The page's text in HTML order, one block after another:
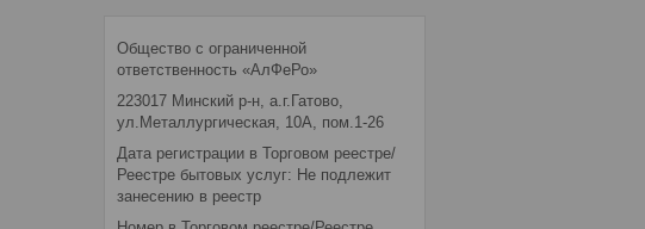
Общество с ограниченной
ответственность «АлФеРо»
223017 Минский р-н, а.г.Гатово,
ул.Металлургическая, 10А, пом.1-26
Дата регистрации в Торговом реестре/
Реестре бытовых услуг: Не подлежит
занесению в реестр